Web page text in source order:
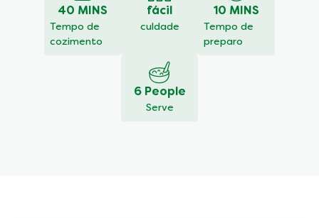
marroquino40 MINS
Tempo de
cozimento
fácil
culdade
10 MINS
Tempo de
preparo
6 People
Serve